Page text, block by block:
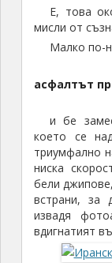
Е, това
мисли от
Малко по-
асфалтът
и бе
което се
триумфално
ниска
бели
встрани, за
извадя
вдигнатият